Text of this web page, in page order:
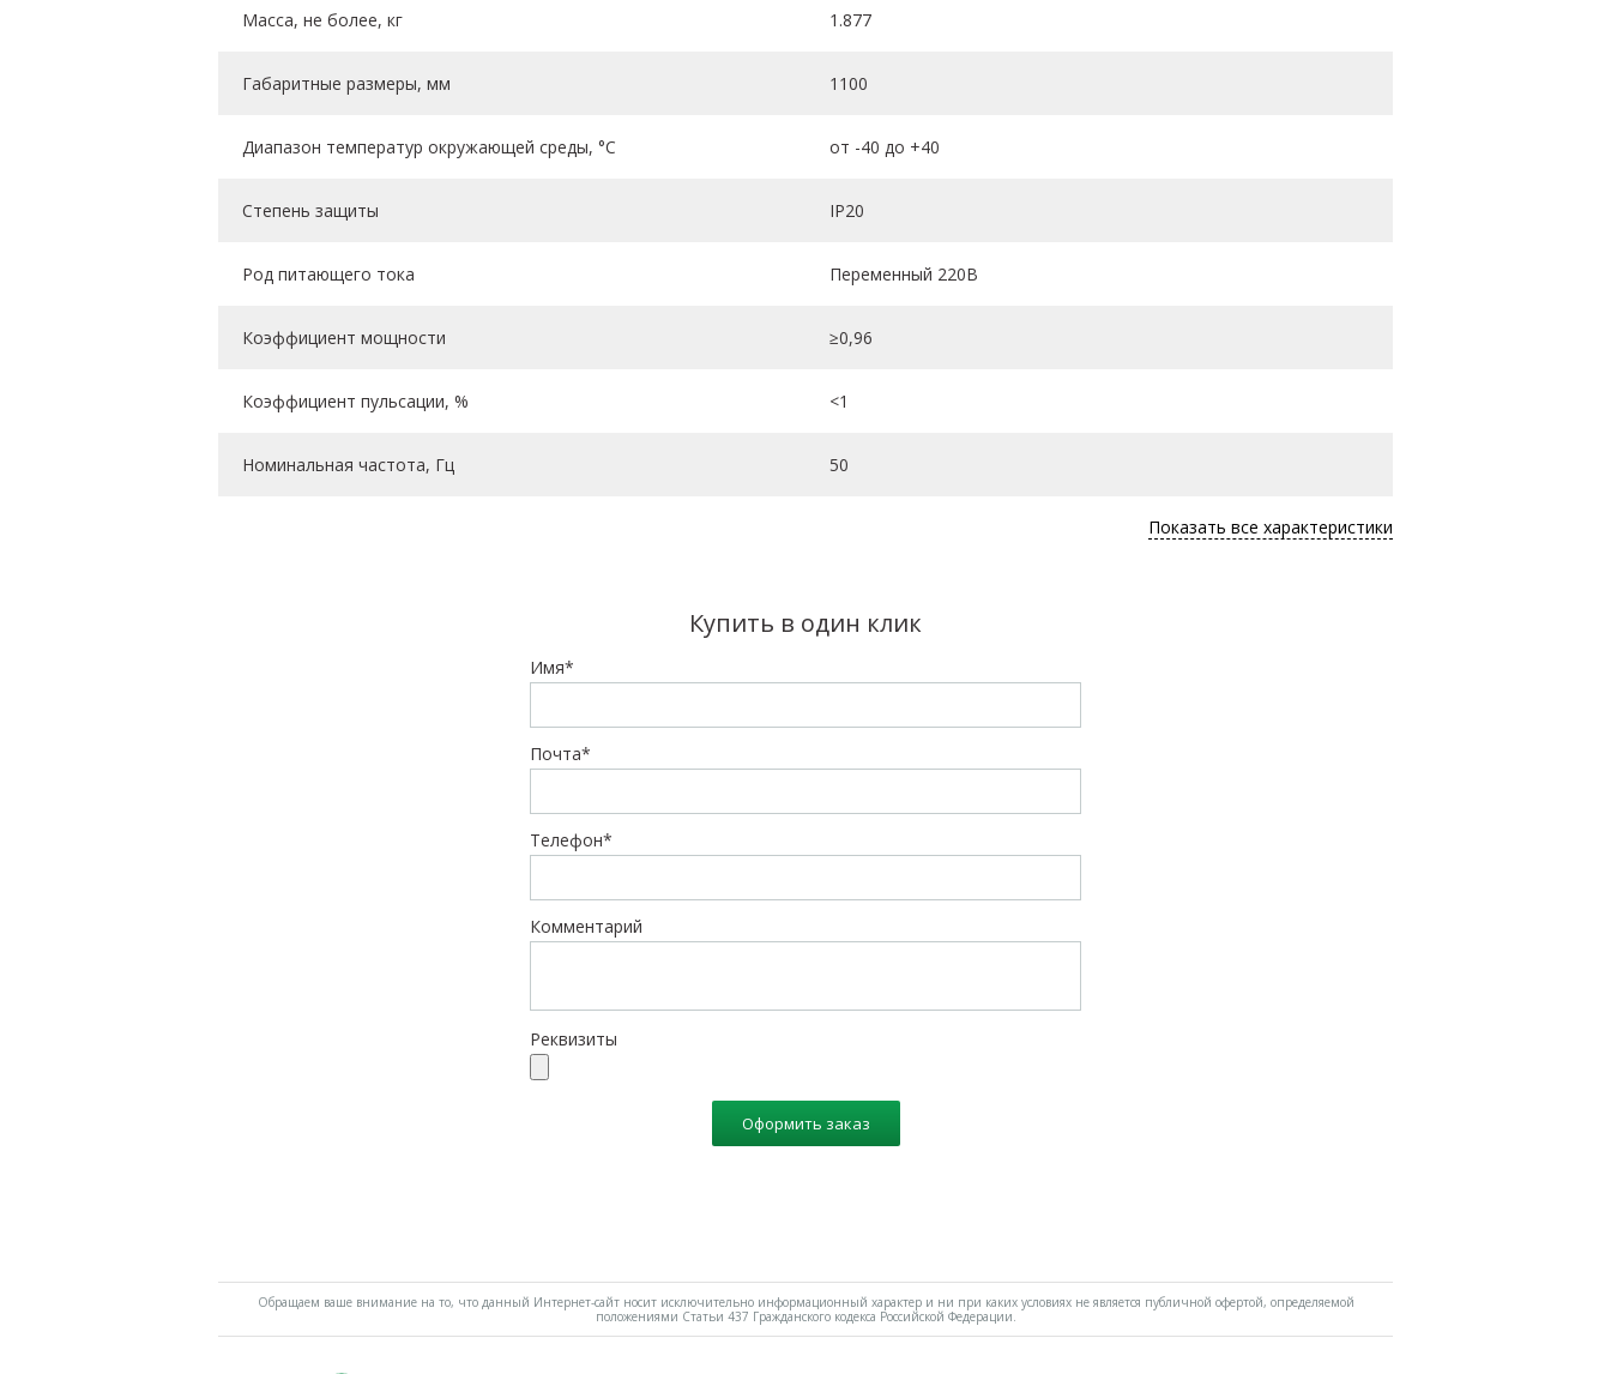
Масса, не более, кг 1.877
Габаритные размеры, мм 1100
Диапазон температур окружающей среды, °C от -40 до +40
Степень защиты IP20
Род питающего тока Переменный 220В
Коэффициент мощности ≥0,96
Коэффициент пульсации, % <1
Номинальная частота, Гц 50
Показать все характеристики
Купить в один клик
Имя*
Почта*
Телефон*
Комментарий
Реквизиты
Оформить заказ
Обращаем ваше внимание на то, что данный Интернет-сайт носит исключительно информационный характер и ни при каких условиях не является публичной офертой, определяемой
положениями Статьи 437 Гражданского кодекса Российской Федерации.